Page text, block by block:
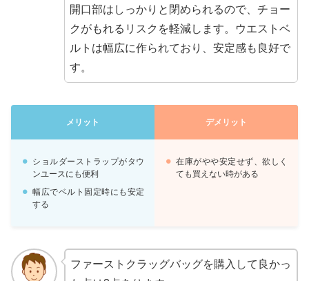
開口部はしっかりと閉められるので、チョー
クがもれるリスクを軽減します。ウエストベ
ルトは幅広に作られており、安定感も良好で
す。
メリット デメリット
ショルダーストラップがタウ
ンユースにも便利
幅広でベルト固定時にも安定
する
在庫がやや安定せず、欲しく
ても買えない時がある
ファーストクラッグバッグを購入して良かっ